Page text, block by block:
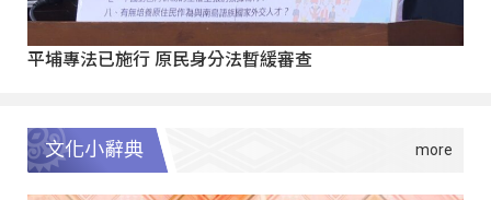
平埔專法已施行 原民身分法暫緩審查
文化小辭典